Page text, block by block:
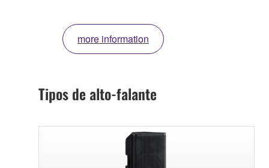
more information
Tipos de alto-falante